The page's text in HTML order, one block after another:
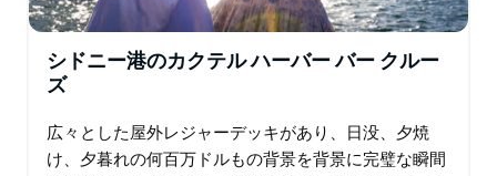
シドニー港のカクテル ハーバー バー クルー
ズ
広々とした屋外レジャーデッキがあり、日没、夕焼
け、夕暮れの何百万ドルもの背景を背景に完璧な瞬間